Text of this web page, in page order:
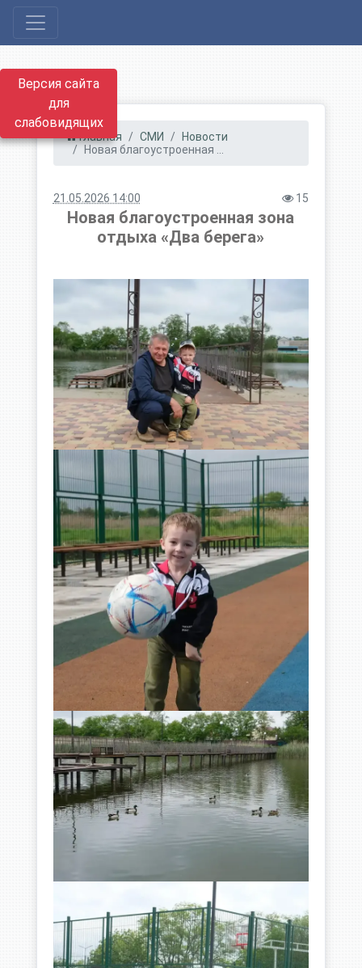
Версия сайта
для
слабовидящих
Главная СМИ
Новости
Новая благоустроенная ...
21.05.2026 14:00 15
Новая благоустроенная зона
отдыха «Два берега»